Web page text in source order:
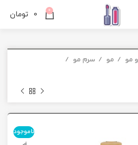
0
0 تومان
مو مو
سرم مو
ناموجود